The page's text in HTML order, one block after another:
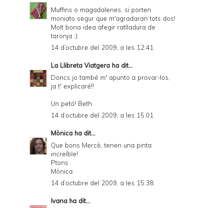
Muffins o magadalenes, si porten
moniato segur que m'agradaran tots dos!
Molt bona idea afegir ratlladura de
taronja ;)
14 d’octubre del 2009, a les 12:41
La Llibreta Viatgera ha dit...
Doncs jo també m' apunto a provar-los,
ja t' explicaré!!
Un petó! Beth
14 d’octubre del 2009, a les 15:01
Mònica ha dit...
Que bons Mercè, tenen una pinta
increíble!
Ptons
Mònica
14 d’octubre del 2009, a les 15:38
Ivana ha dit...